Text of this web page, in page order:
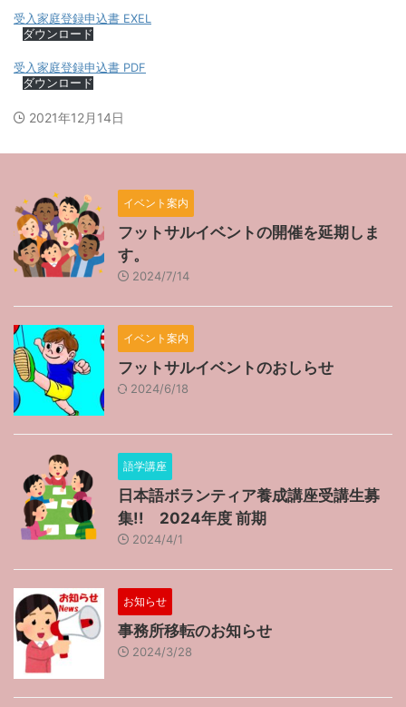
受入家庭登録申込書 EXEL
ダウンロード
受入家庭登録申込書 PDF
ダウンロード
2021年12月14日
イベント案内
フットサルイベントの開催を延期しま
す。
2024/7/14
イベント案内
フットサルイベントのおしらせ
2024/6/18
語学講座
日本語ボランティア養成講座受講生募
集!! 2024年度 前期
2024/4/1
お知らせ
事務所移転のお知らせ
2024/3/28